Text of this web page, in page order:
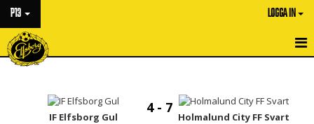
P13 LOGGA IN
HEM
IF Elfsborg Gul
4 - 7
Holmalund City FF Svart